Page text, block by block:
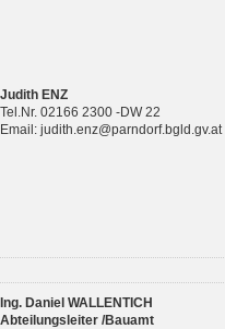
Judith ENZ
Tel.Nr. 02166 2300 -DW 22
Email: judith.enz@parndorf.bgld.gv.at
Ing. Daniel WALLENTICH
Abteilungsleiter /Bauamt